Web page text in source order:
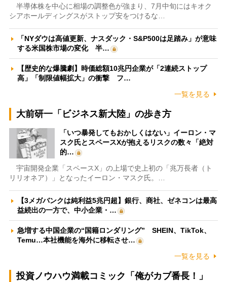
半導体株を中心に相場の調整色が強まり、7月中旬にはキオク
シアホールディングスがストップ安をつけるな…
「NYダウは高値更新、ナスダック・S&P500は足踏み」が意味
する米国株市場の変化 半…
【歴史的な爆騰劇】時価総額10兆円企業が「2連続ストップ
高」「制限値幅拡大」の衝撃 フ…
一覧を見る
大前研一「ビジネス新大陸」の歩き方
「いつ暴発してもおかしくはない」イーロン・マ
スク氏とスペースXが抱えるリスクの数々「絶対
的…
宇宙開発企業「スペースX」の上場で史上初の「兆万長者（ト
リリオネア）」となったイーロン・マスク氏。…
【3メガバンクは純利益5兆円超】銀行、商社、ゼネコンは最高
益続出の一方で、中小企業・…
急増する中国企業の“国籍ロンダリング” SHEIN、TikTok、
Temu…本社機能を海外に移転させ…
一覧を見る
投資ノウハウ満載コミック「俺がカブ番長！」